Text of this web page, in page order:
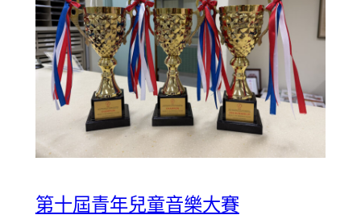
第十屆青年兒童音樂大賽